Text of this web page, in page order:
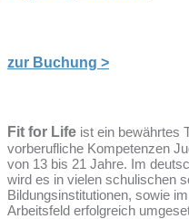
zur Buchung >
Fit for Life ist ein bewährtes
vorberufliche Kompetenzen
von 13 bis 21 Jahre. Im
wird es in vielen schulischen
Bildungsinstitutionen, sowie
Arbeitsfeld erfolgreich